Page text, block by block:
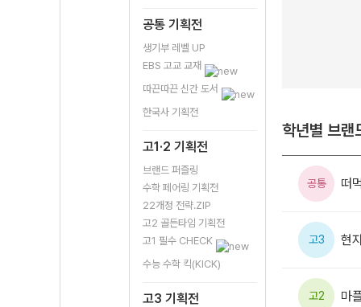
공통 기획전
생기부 레벨 UP
EBS 고교 교재
따끈따끈 신간 도서
한국사 기획전
고1·2 기획전
브랜드 퍼즐링
수학 페어링 기획전
22개정 전략.ZIP
고2 골든타임 기획전
고1 필수 CHECK
수능 수학 킥(KICK)
고3 기획전
학년별 브랜
공통 떠
고3 현
고2 마